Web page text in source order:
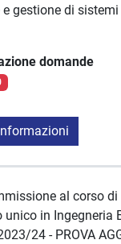
gestione di
domande
al corso di
in Ingegneria
24 - PROVA